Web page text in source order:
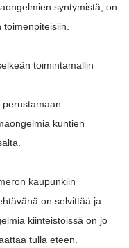
syntymistä, on
toimintamallin
kuntien
kaupunkiin
on selvittää ja
kiinteistöissä on jo
tulla eteen.